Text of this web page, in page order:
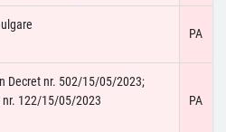
PA
Decret nr. 502/15/05/2023;
nr. 122/15/05/2023
PA